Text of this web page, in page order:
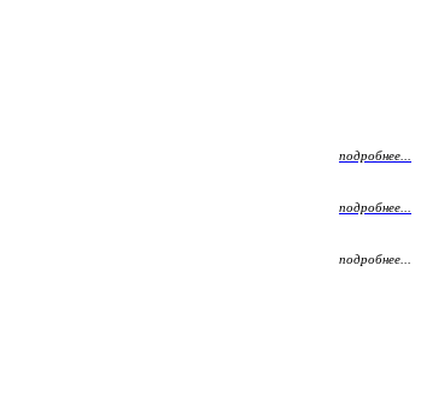
подробнее...
подробнее...
подробнее...